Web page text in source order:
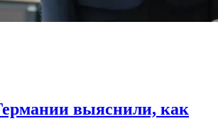
выяснили, как